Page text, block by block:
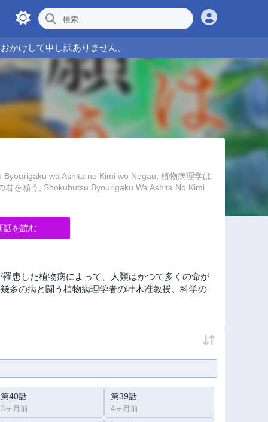
かけして申し訳ありません。
wa Ashita no Kimi wo Negau, 植物病理学は
を願う, Shokubutsu Byourigaku Wa Ashita No Kimi
話を読む
患した植物病によって、人類はかつて多くの命が
多の病と闘う植物病理学者の叶木准教授。科学の
第40話
3ヶ月前
第39話
4ヶ月前